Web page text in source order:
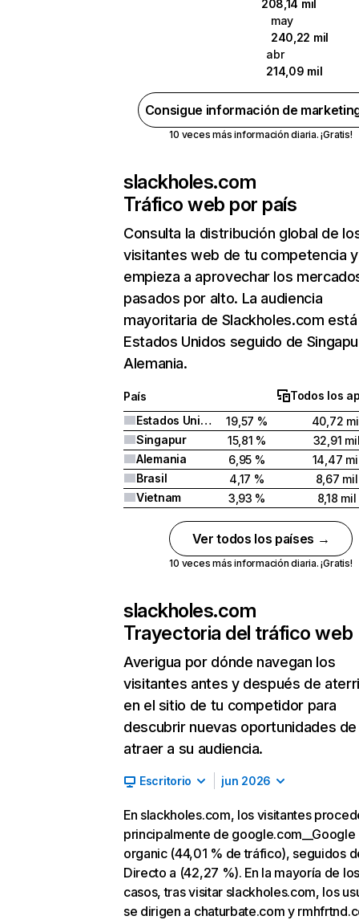
208,14 mil
may
240,22 mil
abr
214,09 mil
Consigue información de
10 veces más información diaria. ¡Gratis!
slackholes.com
Tráfico web por país
Consulta la distribución global de
visitantes web de tu competencia y
empieza a aprovechar los
pasados por alto. La audiencia
mayoritaria de Slackholes.com
Estados Unidos seguido de
Alemania.
País
Todos los
Estados Unidos
19,57 %
40,72
Singapur
15,81 %
32,91
Alemania
6,95 %
14,47
Brasil
4,17 %
8,67 mil
Vietnam
3,93 % 8,18 mil
Ver todos los países →
10 veces más información diaria. ¡Gratis!
slackholes.com
Trayectoria del tráfico web
Averigua por dónde navegan los
visitantes antes y después de
en el sitio de tu competidor para
descubrir nuevas oportunidades de
atraer a su audiencia.
Escritorio jun 2026
En slackholes.com, los visitantes
principalmente de google.com__Google
organic (44,01 % de tráfico), seguidos
Directo a (42,27 %). En la mayoría de los
casos, tras visitar slackholes.com, los
se dirigen a chaturbate.com y